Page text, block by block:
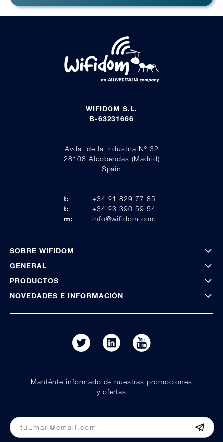
WIFIDOM S.L.
B-63231666
Avda. de la Industria Nº 32
28108 Alcobendas (Madrid)
Spain
t:
+34 91 829 77 85
t:
+34 93 390 59 54
m:
info@wifidom.com
SOBRE WIFIDOM
GENERAL
PRODUCTOS
NOVEDADES E INFORMACIÓN
Manténte informado de nuestras promociones
y ofertas